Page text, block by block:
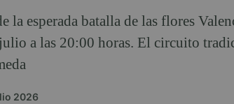
la esperada batalla de las flores
a las 20:00 horas. El circuito
2026